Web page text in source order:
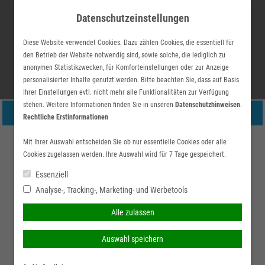
content
Suchen
Rechtsschutz
Im Laufe des Lebens kann es bei Ihnen aus verschiedenen
Gründen zu einem Rechtsstreit kommen. Dieser kann zu einer
ernsthaften finanziellen Belastung werden, insbesondere, wenn
die Prozesskosten das verfügbare Budget übersteigen. Um sich
im Fall der Fälle auf einen Anwalt Ihres Vertrauens verlassen zu
Persönliche Beratung gewünscht?
Ich wünsche eine
persönliche Beratung und
möchte Kontakt mit einem
Berater aufnehmen.
Ich verzichte auf eine
persönliche Beratung und
der Seite fortfahren.
Ich habe die
Erstinformation (PDF)
Datenschutzeinstellungen
Diese Website verwendet Cookies. Dazu zählen Cookies, die essentiell für
den Betrieb der Website notwendig sind, sowie solche, die lediglich zu
anonymen Statistikzwecken, für Komforteinstellungen oder zur Anzeige
personalisierter Inhalte genutzt werden. Bitte beachten Sie, dass auf Basis
Ihrer Einstellungen evtl. nicht mehr alle Funktionalitäten zur Verfügung
stehen. Weitere Informationen finden Sie in unseren Datenschutzhinweisen.
Rechtliche Erstinformationen
Mit Ihrer Auswahl entscheiden Sie ob nur essentielle Cookies oder alle
Cookies zugelassen werden. Ihre Auswahl wird für 7 Tage gespeichert.
Essenziell
Analyse-, Tracking-, Marketing- und Werbetools
Alle zulassen
Auswahl speichern